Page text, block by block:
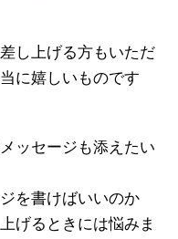
し上げる方もいただ
に嬉しいものです
ッセージも添えたい
を書けばいいのか
げるときには悩みま